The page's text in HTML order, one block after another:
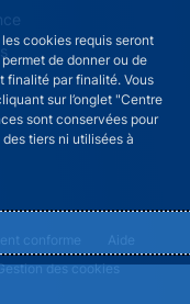
cookies requis seront
de donner ou de
finalité par finalité. Vous
sur l’onglet "Centre
sont conservées pour
tiers ni utilisées à
conforme
Aide
des cookies